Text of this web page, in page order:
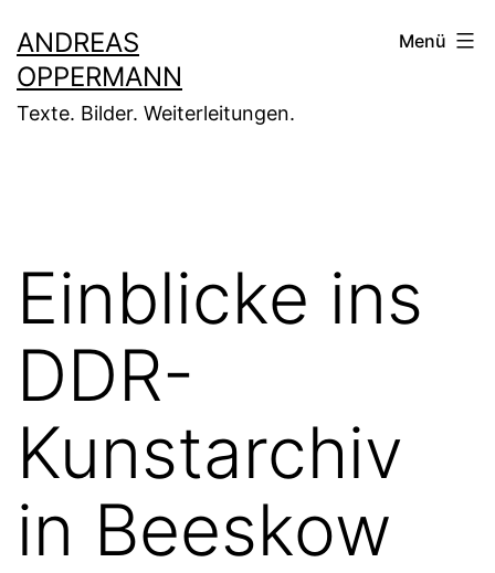
Inhalt
springen
ANDREAS
OPPERMANN
Texte. Bilder. Weiterleitungen.
Menü
Einblicke ins
DDR-
Kunstarchiv
in Beeskow